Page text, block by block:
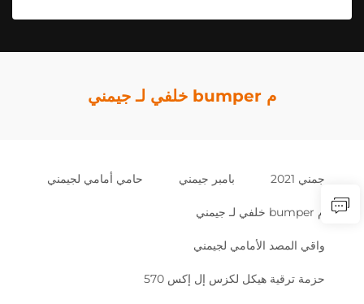
م bumper خلفي لـ جيمني
جمني 2021 بامبر جيمني حامي أمامي لجيمني
م bumper خلفي لـ جيمني
واقي المصد الأمامي لجيمني
حزمة ترقية هيكل لكزس إل إكس 570